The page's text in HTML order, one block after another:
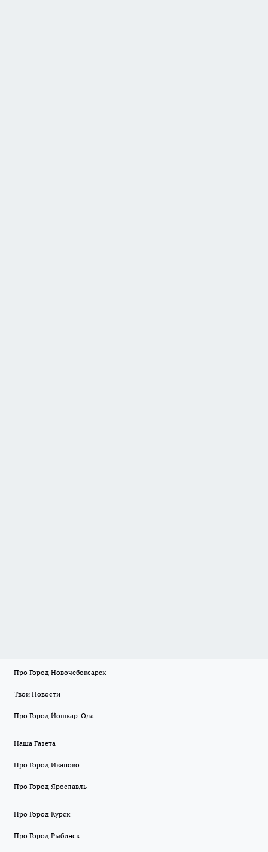
Про Город Новочебоксарск
Твои Новости
Про Город Йошкар-Ола
Наша Газета
Про Город Иваново
Про Город Ярославль
Про Город Курск
Про Город Рыбинск